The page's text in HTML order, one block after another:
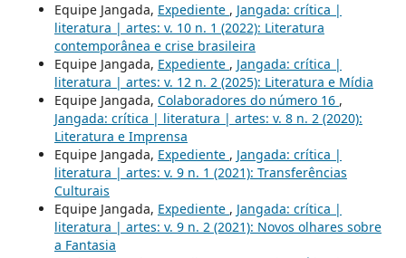
Equipe Jangada, Expediente , Jangada: crítica |
literatura | artes: v. 10 n. 1 (2022): Literatura
contemporânea e crise brasileira
Equipe Jangada, Expediente , Jangada: crítica |
literatura | artes: v. 12 n. 2 (2025): Literatura e Mídia
Equipe Jangada, Colaboradores do número 16 ,
Jangada: crítica | literatura | artes: v. 8 n. 2 (2020):
Literatura e Imprensa
Equipe Jangada, Expediente , Jangada: crítica |
literatura | artes: v. 9 n. 1 (2021): Transferências
Culturais
Equipe Jangada, Expediente , Jangada: crítica |
literatura | artes: v. 9 n. 2 (2021): Novos olhares sobre
a Fantasia